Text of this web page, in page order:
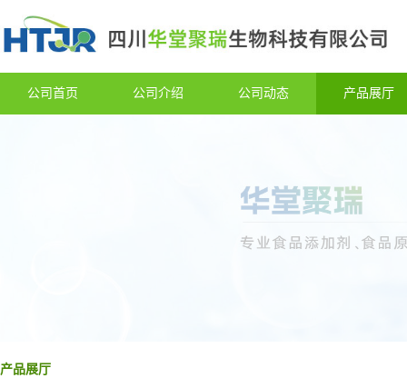
公司首页 公司介绍 公司动态 产品展厅
产品展厅